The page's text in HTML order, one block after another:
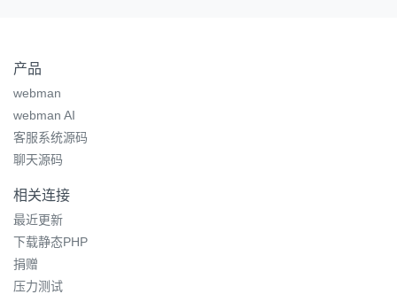
产品
webman
webman AI
客服系统源码
聊天源码
相关连接
最近更新
下载静态PHP
捐赠
压力测试